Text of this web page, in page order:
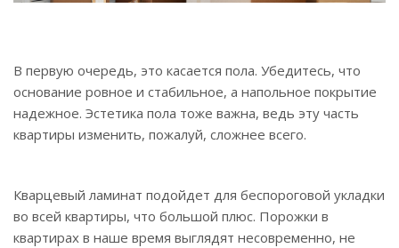
В первую очередь, это касается пола. Убедитесь, что
основание ровное и стабильное, а напольное покрытие
надежное. Эстетика пола тоже важна, ведь эту часть
квартиры изменить, пожалуй, сложнее всего.
Кварцевый ламинат подойдет для беспороговой укладки
во всей квартиры, что большой плюс. Порожки в
квартирах в наше время выглядят несовременно, не